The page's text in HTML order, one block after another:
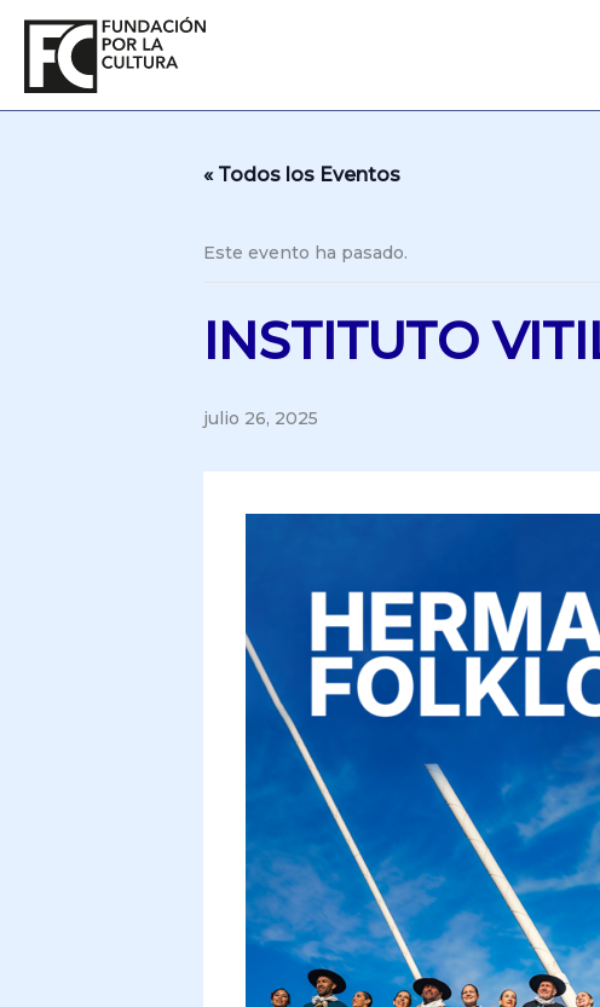
contenido
« Todos los Eventos
Este evento ha pasado.
INSTITUTO
julio 26, 2025